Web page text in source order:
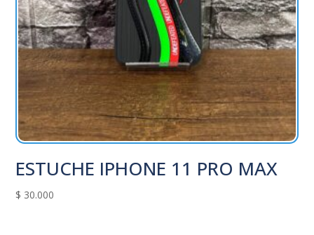
ESTUCHE IPHONE 11 PRO MAX
$ 30.000